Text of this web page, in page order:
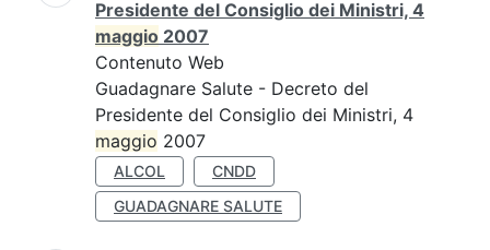
Presidente del Consiglio dei Ministri, 4
maggio 2007
Contenuto Web
Guadagnare Salute - Decreto del
Presidente del Consiglio dei Ministri, 4
maggio 2007
ALCOL
CNDD
GUADAGNARE SALUTE